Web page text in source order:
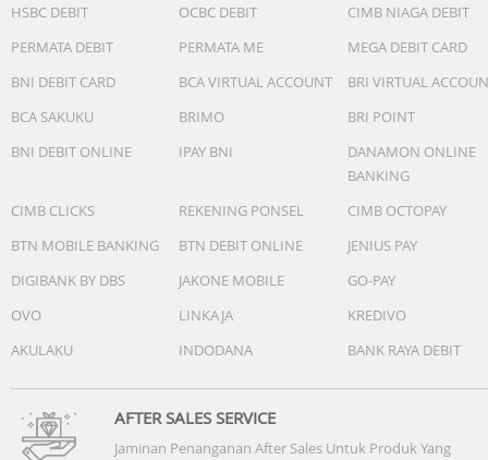
HSBC DEBIT
OCBC DEBIT
CIMB NIAGA DEBIT
PERMATA DEBIT
PERMATA ME
MEGA DEBIT CARD
BNI DEBIT CARD
BCA VIRTUAL ACCOUNT
BRI VIRTUAL
BCA SAKUKU
BRIMO
BRI POINT
BNI DEBIT ONLINE
IPAY BNI
DANAMON ONLINE
BANKING
CIMB CLICKS
REKENING PONSEL
CIMB OCTOPAY
BTN MOBILE BANKING
BTN DEBIT ONLINE
JENIUS PAY
DIGIBANK BY DBS
JAKONE MOBILE
GO-PAY
OVO
LINKAJA
KREDIVO
AKULAKU
INDODANA BANK RAYA DEBIT
AFTER SALES SERVICE
Jaminan Penanganan After Sales Untuk Produk Yang